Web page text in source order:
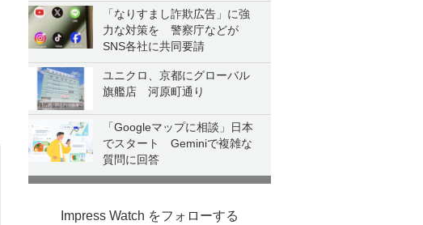
「なりすまし詐欺広告」に強
力な対策を 警察庁などが
SNS各社に共同要請
ユニクロ、京都にグローバル
旗艦店 河原町通り
「Googleマップに相談」日本
でスタート Geminiで複雑な
質問に回答
Impress Watch をフォローする